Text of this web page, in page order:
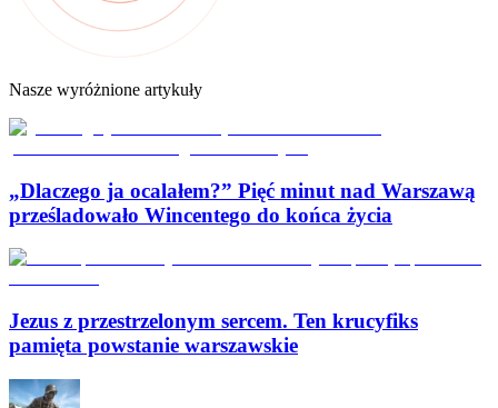
Nasze wyróżnione artykuły
„Dlaczego ja ocalałem?” Pięć minut nad Warszawą
prześladowało Wincentego do końca życia
Jezus z przestrzelonym sercem. Ten krucyfiks
pamięta powstanie warszawskie